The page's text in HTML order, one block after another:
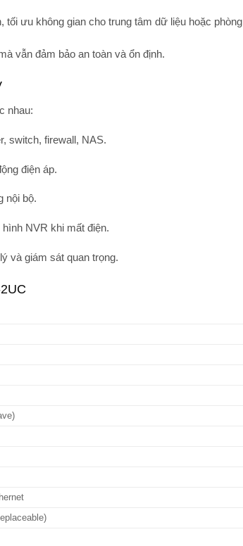
, tối ưu không gian cho trung tâm dữ liệu hoặc phòng
vẫn đảm bảo an toàn và ổn định.
nhau:
switch, firewall, NAS.
điện áp.
nội bộ.
NVR khi mất điện.
và giám sát quan trọng.